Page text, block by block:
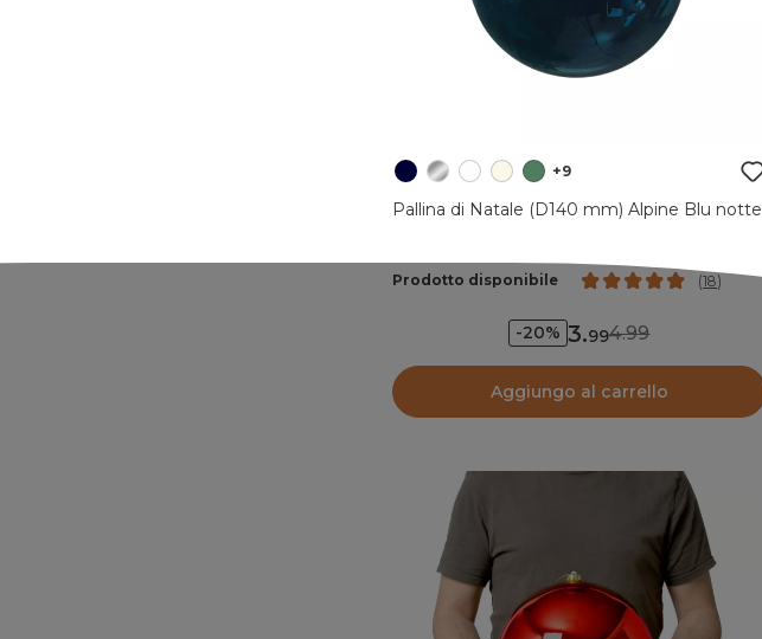
+9
Pallina di Natale (D140 mm) Alpine Blu notte
Prodotto disponibile (18)
-20% 3.994.99
Aggiungo al carrello